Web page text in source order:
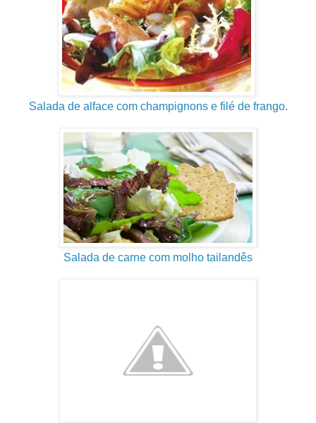
Salada de alface com champignons e filé de frango.
Salada de carne com molho tailandês